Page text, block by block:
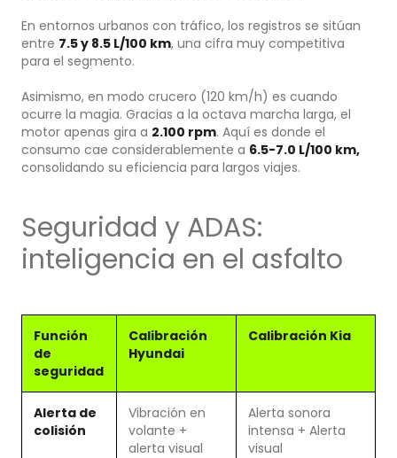
En entornos urbanos con tráfico, los registros se sitúan
entre 7.5 y 8.5 L/100 km, una cifra muy competitiva
para el segmento.
Asimismo, en modo crucero (120 km/h) es cuando
ocurre la magia. Gracias a la octava marcha larga, el
motor apenas gira a 2.100 rpm. Aquí es donde el
consumo cae considerablemente a 6.5-7.0 L/100 km,
consolidando su eficiencia para largos viajes.
Seguridad y ADAS:
inteligencia en el asfalto
Función
de
seguridad
Calibración
Hyundai
Calibración Kia
Alerta de
colisión
Vibración en
volante +
alerta visual
Alerta sonora
intensa + Alerta
visual